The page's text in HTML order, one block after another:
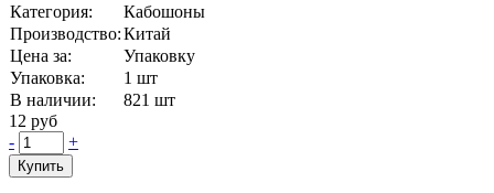
Категория:
Кабошоны
Производство:Китай
Цена за:
Упаковку
Упаковка:
1 шт
В наличии:
821 шт
12 руб
-
+
Купить